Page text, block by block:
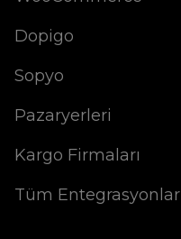
Dopigo
Sopyo
Pazaryerleri
Kargo Firmaları
Tüm Entegrasyonlar